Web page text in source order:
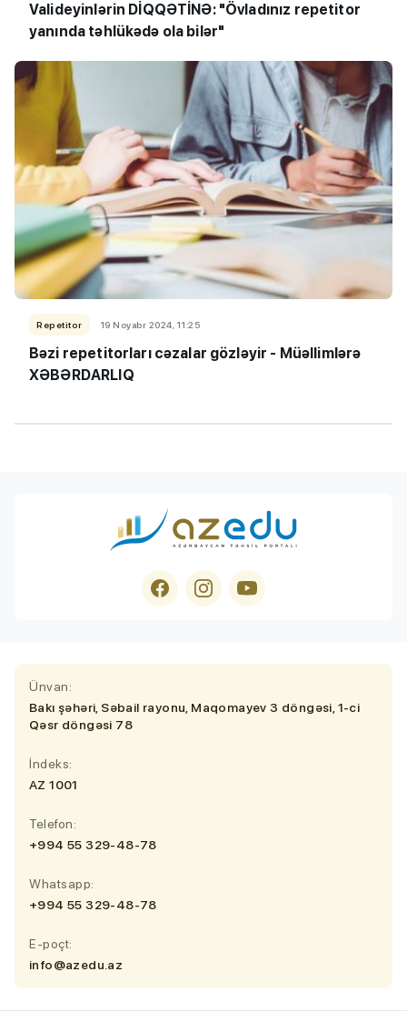
Valideyinlərin DİQQƏTİNƏ: "Övladınız repetitor
yanında təhlükədə ola bilər"
Repetitor 19 Noyabr 2024, 11:25
Bəzi repetitorları cəzalar gözləyir - Müəllimlərə
XƏBƏRDARLIQ
Ünvan:
Bakı şəhəri, Səbail rayonu, Maqomayev 3 döngəsi, 1-ci
Qəsr döngəsi 78
İndeks:
AZ 1001
Telefon:
+994 55 329-48-78
Whatsapp:
+994 55 329-48-78
E-poçt:
info@azedu.az